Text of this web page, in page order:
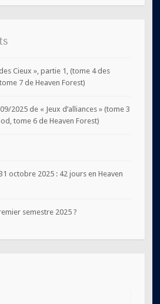
Cieux », partie 1, (tome 4 des
7 de Heaven Forest)
2025 de « Jeux d’alliances » (tome 3
tome 6 de Heaven Forest)
octobre 2025 : 42 jours en Heaven
semestre 2025 ?